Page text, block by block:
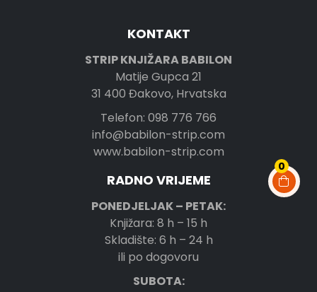
0
KONTAKT
STRIP KNJIŽARA BABILON
Matije Gupca 21
31 400 Đakovo, Hrvatska
Telefon: 098 776 766
info@babilon-strip.com
www.babilon-strip.com
RADNO VRIJEME
PONEDJELJAK – PETAK:
Knjižara: 8 h – 15 h
Skladište: 6 h – 24 h
ili po dogovoru
SUBOTA: